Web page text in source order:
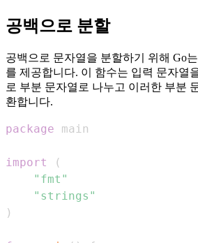
공백으로 분할
공백으로 문자열을 분할하기 위해 Go는
를 제공합니다. 이 함수는 입력 문자열
로 부분 문자열로 나누고 이러한 부분
환합니다.
package
import
(
"fmt"
"strings"
)